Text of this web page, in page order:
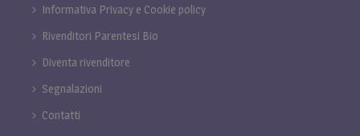
Informativa Privacy e Cookie policy
Rivenditori Parentesi Bio
Diventa rivenditore
Segnalazioni
Contatti